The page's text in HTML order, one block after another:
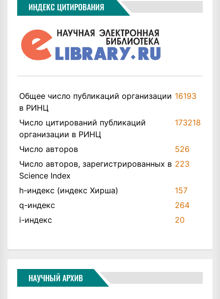
ИНДЕКС ЦИТИРОВАНИЯ
Общее число публикаций организации
в РИНЦ
16193
Число цитирований публикаций
организации в РИНЦ
173218
Число авторов
526
Число авторов, зарегистрированных в
Science Index
223
h-индекс (индекс Хирша)
157
q-индекс
264
i-индекс
20
НАУЧНЫЙ АРХИВ